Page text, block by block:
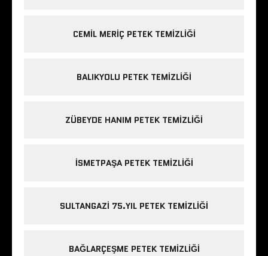
CEMIL MERIÇ PETEK TEMIZLIĞI
BALIKYOLU PETEK TEMIZLIĞI
ZÜBEYDE HANIM PETEK TEMIZLIĞI
ISMETPAŞA PETEK TEMIZLIĞI
SULTANGAZI 75.YIL PETEK TEMIZLIĞI
BAĞLARÇEŞME PETEK TEMIZLIĞI